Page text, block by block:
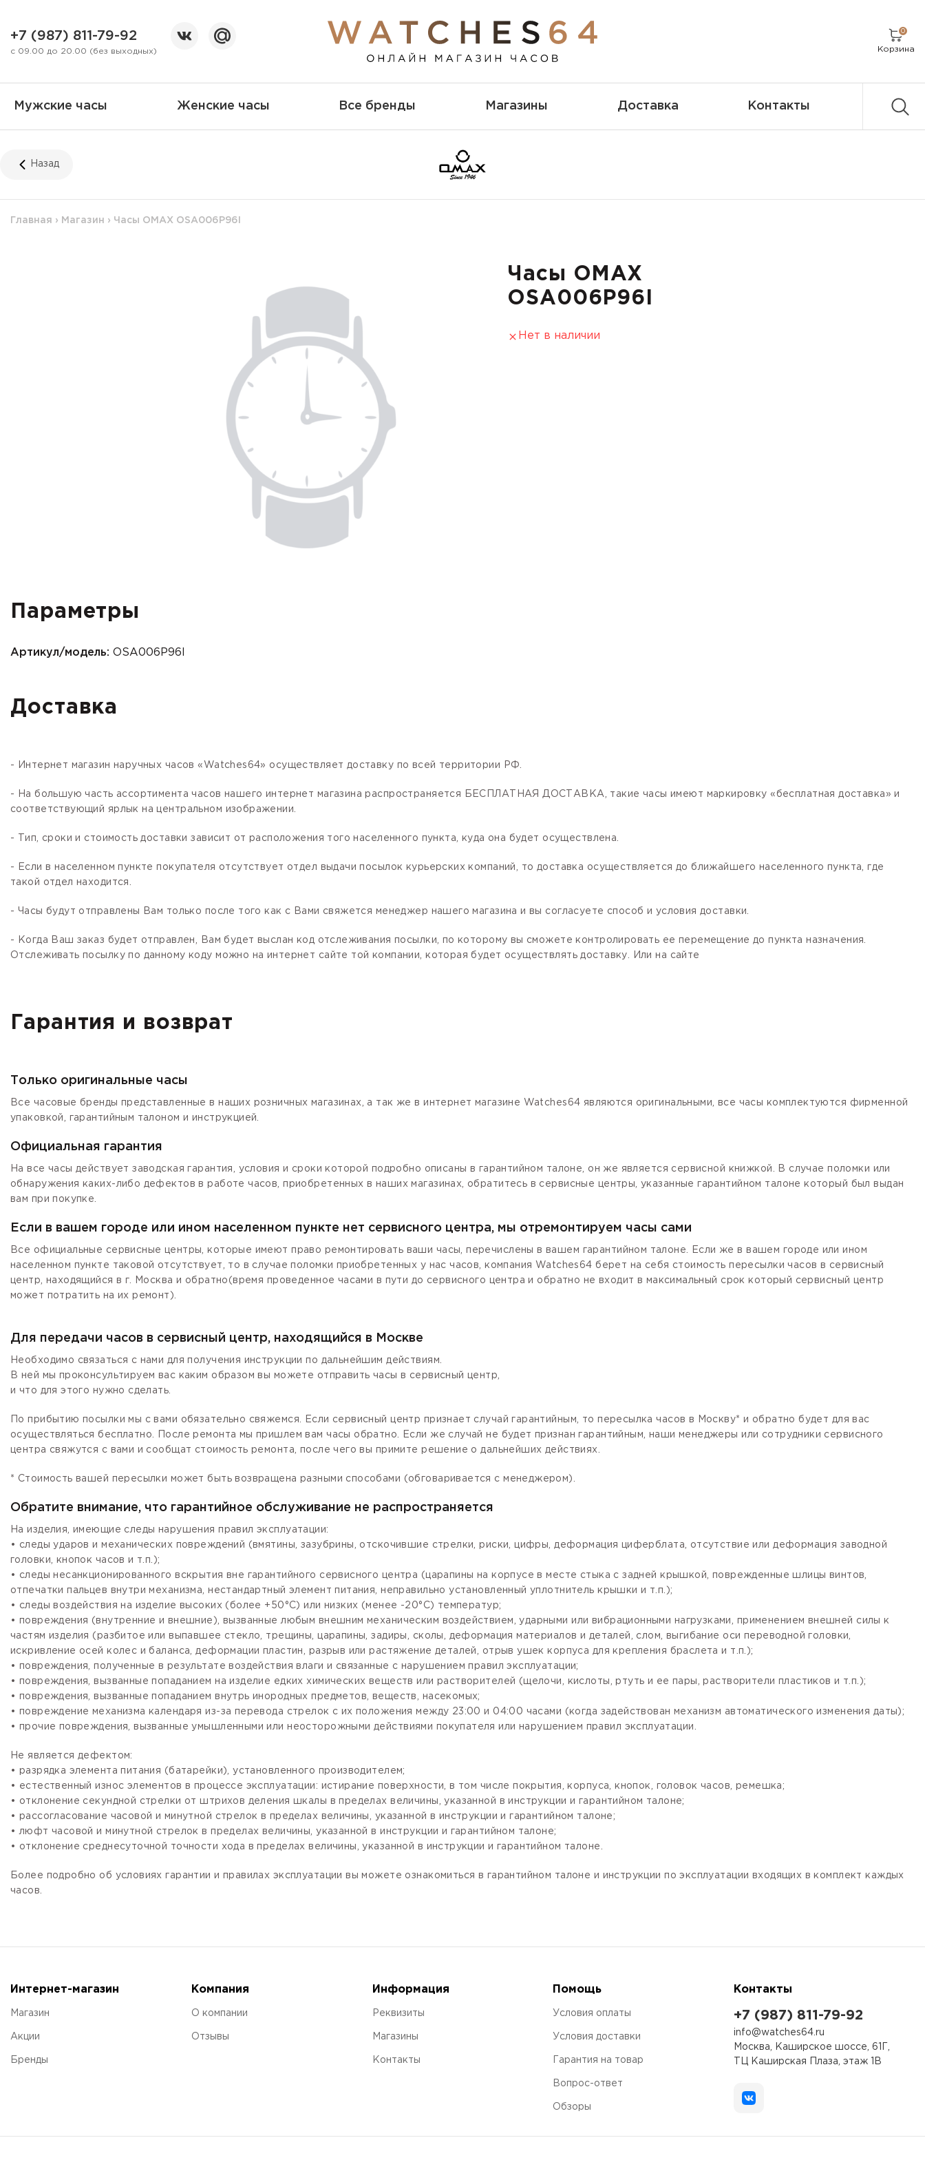
+7 (987) 811-79-92
с 09.00 до 20.00 (без выходных)
0
Корзина
Мужские часы Женские часы Все бренды Магазины Доставка Контакты
Назад
Главная › Магазин › Часы OMAX OSA006P96I
Часы OMAX
OSA006P96I
Нет в наличии
Параметры
Артикул/модель: OSA006P96I
Доставка
- Интернет магазин наручных часов «Watches64» осуществляет доставку по всей территории РФ.
- На большую часть ассортимента часов нашего интернет магазина распространяется БЕСПЛАТНАЯ ДОСТАВКА, такие часы имеют маркировку «бесплатная доставка» и
соответствующий ярлык на центральном изображении.
- Тип, сроки и стоимость доставки зависит от расположения того населенного пункта, куда она будет осуществлена.
- Если в населенном пункте покупателя отсутствует отдел выдачи посылок курьерских компаний, то доставка осуществляется до ближайшего населенного пункта, где
такой отдел находится.
- Часы будут отправлены Вам только после того как с Вами свяжется менеджер нашего магазина и вы согласуете способ и условия доставки.
- Когда Ваш заказ будет отправлен, Вам будет выслан код отслеживания посылки, по которому вы сможете контролировать ее перемещение до пункта назначения.
Отслеживать посылку по данному коду можно на интернет сайте той компании, которая будет осуществлять доставку. Или на сайте
Гарантия и возврат
Только оригинальные часы
Все часовые бренды представленные в наших розничных магазинах, а так же в интернет магазине Watches64 являются оригинальными, все часы комплектуются фирменной
упаковкой, гарантийным талоном и инструкцией.
Официальная гарантия
На все часы действует заводская гарантия, условия и сроки которой подробно описаны в гарантийном талоне, он же является сервисной книжкой. В случае поломки или
обнаружения каких-либо дефектов в работе часов, приобретенных в наших магазинах, обратитесь в сервисные центры, указанные гарантийном талоне который был выдан
вам при покупке.
Если в вашем городе или ином населенном пункте нет сервисного центра, мы отремонтируем часы сами
Все официальные сервисные центры, которые имеют право ремонтировать ваши часы, перечислены в вашем гарантийном талоне. Если же в вашем городе или ином
населенном пункте таковой отсутствует, то в случае поломки приобретенных у нас часов, компания Watches64 берет на себя стоимость пересылки часов в сервисный
центр, находящийся в г. Москва и обратно(время проведенное часами в пути до сервисного центра и обратно не входит в максимальный срок который сервисный центр
может потратить на их ремонт).
Для передачи часов в сервисный центр, находящийся в Москве
Необходимо связаться с нами для получения инструкции по дальнейшим действиям.
В ней мы проконсультируем вас каким образом вы можете отправить часы в сервисный центр,
и что для этого нужно сделать.
По прибытию посылки мы с вами обязательно свяжемся. Если сервисный центр признает случай гарантийным, то пересылка часов в Москву* и обратно будет для вас
осуществляться бесплатно. После ремонта мы пришлем вам часы обратно. Если же случай не будет признан гарантийным, наши менеджеры или сотрудники сервисного
центра свяжутся с вами и сообщат стоимость ремонта, после чего вы примите решение о дальнейших действиях.
* Стоимость вашей пересылки может быть возвращена разными способами (обговаривается с менеджером).
Обратите внимание, что гарантийное обслуживание не распространяется
На изделия, имеющие следы нарушения правил эксплуатации:
• следы ударов и механических повреждений (вмятины, зазубрины, отскочившие стрелки, риски, цифры, деформация циферблата, отсутствие или деформация заводной
головки, кнопок часов и т.п.);
• следы несанкционированного вскрытия вне гарантийного сервисного центра (царапины на корпусе в месте стыка с задней крышкой, поврежденные шлицы винтов,
отпечатки пальцев внутри механизма, нестандартный элемент питания, неправильно установленный уплотнитель крышки и т.п.);
• следы воздействия на изделие высоких (более +50°С) или низких (менее -20°С) температур;
• повреждения (внутренние и внешние), вызванные любым внешним механическим воздействием, ударными или вибрационными нагрузками, применением внешней силы к
частям изделия (разбитое или выпавшее стекло, трещины, царапины, задиры, сколы, деформация материалов и деталей, слом, выгибание оси переводной головки,
искривление осей колес и баланса, деформации пластин, разрыв или растяжение деталей, отрыв ушек корпуса для крепления браслета и т.п.);
• повреждения, полученные в результате воздействия влаги и связанные с нарушением правил эксплуатации;
• повреждения, вызванные попаданием на изделие едких химических веществ или растворителей (щелочи, кислоты, ртуть и ее пары, растворители пластиков и т.п.);
• повреждения, вызванные попаданием внутрь инородных предметов, веществ, насекомых;
• повреждение механизма календаря из-за перевода стрелок с их положения между 23:00 и 04:00 часами (когда задействован механизм автоматического изменения даты);
• прочие повреждения, вызванные умышленными или неосторожными действиями покупателя или нарушением правил эксплуатации.
Не является дефектом:
• разрядка элемента питания (батарейки), установленного производителем;
• естественный износ элементов в процессе эксплуатации: истирание поверхности, в том числе покрытия, корпуса, кнопок, головок часов, ремешка;
• отклонение секундной стрелки от штрихов деления шкалы в пределах величины, указанной в инструкции и гарантийном талоне;
• рассогласование часовой и минутной стрелок в пределах величины, указанной в инструкции и гарантийном талоне;
• люфт часовой и минутной стрелок в пределах величины, указанной в инструкции и гарантийном талоне;
• отклонение среднесуточной точности хода в пределах величины, указанной в инструкции и гарантийном талоне.
Более подробно об условиях гарантии и правилах эксплуатации вы можете ознакомиться в гарантийном талоне и инструкции по эксплуатации входящих в комплект каждых
часов.
Интернет-магазин
Магазин
Акции
Бренды
Компания
О компании
Отзывы
Информация
Реквизиты
Магазины
Контакты
Помощь
Условия оплаты
Условия доставки
Гарантия на товар
Вопрос-ответ
Обзоры
Контакты
+7 (987) 811-79-92
info@watches64.ru
Москва, Каширское шоссе, 61Г,
ТЦ Каширская Плаза, этаж 1В